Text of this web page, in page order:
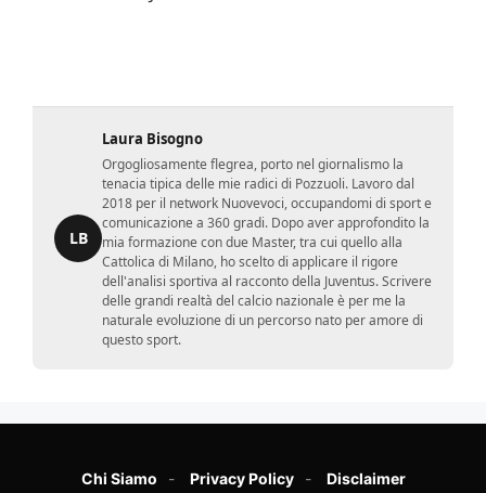
LB
Laura Bisogno
Orgogliosamente flegrea, porto nel giornalismo la
tenacia tipica delle mie radici di Pozzuoli. Lavoro dal
2018 per il network Nuovevoci, occupandomi di sport e
comunicazione a 360 gradi. Dopo aver approfondito la
mia formazione con due Master, tra cui quello alla
Cattolica di Milano, ho scelto di applicare il rigore
dell'analisi sportiva al racconto della Juventus. Scrivere
delle grandi realtà del calcio nazionale è per me la
naturale evoluzione di un percorso nato per amore di
questo sport.
Chi Siamo Privacy Policy Disclaimer